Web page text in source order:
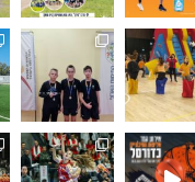
תלמידים🏓
⚽🏆 היא... ליבוביץ נתניה!!.